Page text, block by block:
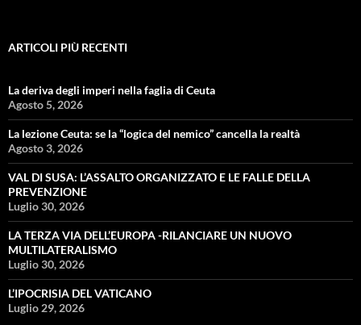
ARTICOLI PIÙ RECENTI
La deriva degli imperi nella faglia di Ceuta
Agosto 5, 2026
La lezione Ceuta: se la “logica del nemico” cancella la realtà
Agosto 3, 2026
VAL DI SUSA: L’ASSALTO ORGANIZZATO E LE FALLE DELLA
PREVENZIONE
Luglio 30, 2026
LA TERZA VIA DELL’EUROPA -RILANCIARE UN NUOVO
MULTILATERALISMO
Luglio 30, 2026
L’IPOCRISIA DEL VATICANO
Luglio 29, 2026